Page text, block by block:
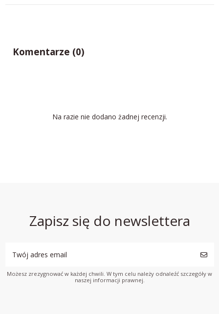
Komentarze (0)
Na razie nie dodano żadnej recenzji.
Zapisz się do newslettera
Możesz zrezygnować w każdej chwili. W tym celu należy odnaleźć szczegóły w
naszej informacji prawnej.